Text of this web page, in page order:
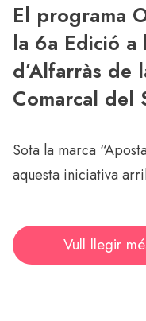
El programa
la 6a Edició a
d’Alfarràs de
Comarcal del
Sota la marca
aquesta iniciativa
Vull llegir